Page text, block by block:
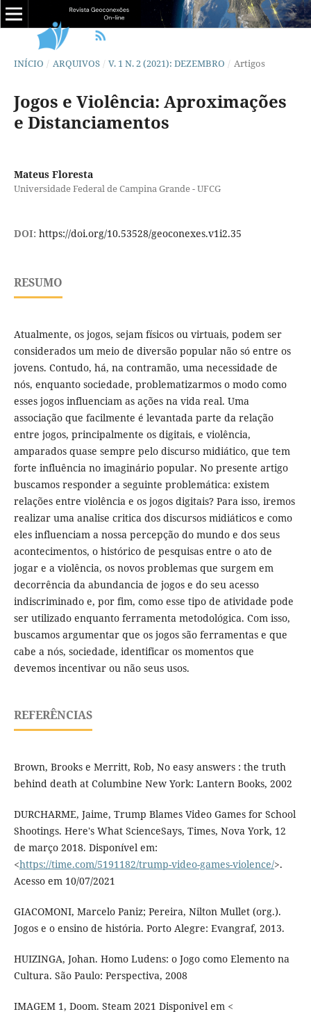
INÍCIO / ARQUIVOS / V. 1 N. 2 (2021): DEZEMBRO / Artigos
Jogos e Violência: Aproximações
e Distanciamentos
Mateus Floresta
Universidade Federal de Campina Grande - UFCG
DOI: https://doi.org/10.53528/geoconexes.v1i2.35
RESUMO
Atualmente, os jogos, sejam físicos ou virtuais, podem ser
considerados um meio de diversão popular não só entre os
jovens. Contudo, há, na contramão, uma necessidade de
nós, enquanto sociedade, problematizarmos o modo como
esses jogos influenciam as ações na vida real. Uma
associação que facilmente é levantada parte da relação
entre jogos, principalmente os digitais, e violência,
amparados quase sempre pelo discurso midiático, que tem
forte influência no imaginário popular. No presente artigo
buscamos responder a seguinte problemática: existem
relações entre violência e os jogos digitais? Para isso, iremos
realizar uma analise critica dos discursos midiáticos e como
eles influenciam a nossa percepção do mundo e dos seus
acontecimentos, o histórico de pesquisas entre o ato de
jogar e a violência, os novos problemas que surgem em
decorrência da abundancia de jogos e do seu acesso
indiscriminado e, por fim, como esse tipo de atividade pode
ser utilizado enquanto ferramenta metodológica. Com isso,
buscamos argumentar que os jogos são ferramentas e que
cabe a nós, sociedade, identificar os momentos que
devemos incentivar ou não seus usos.
REFERÊNCIAS
Brown, Brooks e Merritt, Rob, No easy answers : the truth
behind death at Columbine New York: Lantern Books, 2002
DURCHARME, Jaime, Trump Blames Video Games for School
Shootings. Here's What ScienceSays, Times, Nova York, 12
de março 2018. Disponível em:
<https://time.com/5191182/trump-video-games-violence/>.
Acesso em 10/07/2021
GIACOMONI, Marcelo Paniz; Pereira, Nilton Mullet (org.).
Jogos e o ensino de história. Porto Alegre: Evangraf, 2013.
HUIZINGA, Johan. Homo Ludens: o Jogo como Elemento na
Cultura. São Paulo: Perspectiva, 2008
IMAGEM 1, Doom. Steam 2021 Disponivel em <